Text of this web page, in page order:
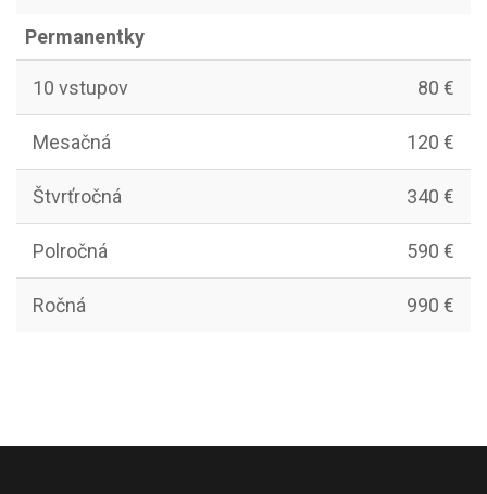
Permanentky
10 vstupov 80 €
Mesačná 120 €
Štvrťročná 340 €
Polročná 590 €
Ročná 990 €